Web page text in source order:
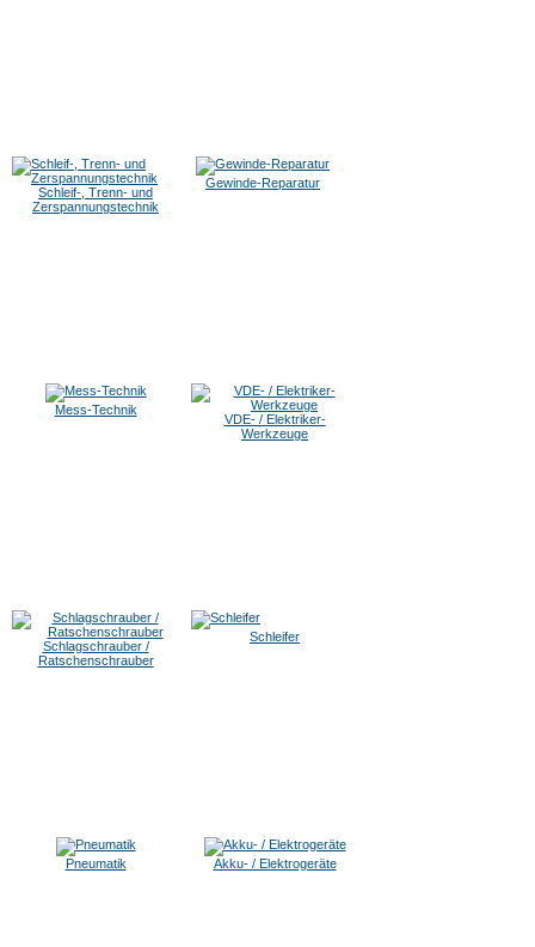
Schleif-, Trenn- und
Zerspannungstechnik
Gewinde-Reparatur
Mess-Technik
VDE- / Elektriker-
Werkzeuge
Schlagschrauber /
Ratschenschrauber
Schleifer
Pneumatik Akku- / Elektrogeräte